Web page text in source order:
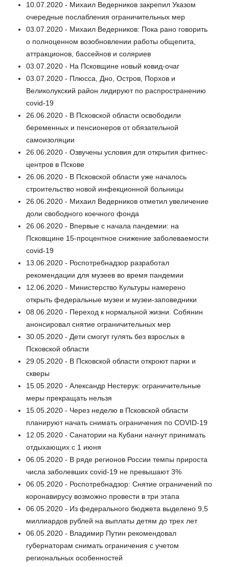
10.07.2020 - Михаил Ведерников закрепил Указом
очередные послабления ограничительных мер
03.07.2020 - Михаил Ведерников: Пока рано говорить
о полноценном возобновлении работы общепита,
аттракционов, бассейнов и соляриев
03.07.2020 - На Псковщине новый ковид-очаг
03.07.2020 - Плюсса, Дно, Остров, Порхов и
Великолукский район лидируют по распространению
covid-19
26.06.2020 - В Псковской области освободили
беременных и пенсионеров от обязательной
самоизоляции
26.06.2020 - Озвучены условия для открытия фитнес-
центров в Пскове
26.06.2020 - В Псковской области уже началось
строительство новой инфекционной больницы
26.06.2020 - Михаил Ведерников отметил увеличение
доли свободного коечного фонда
26.06.2020 - Впервые с начала пандемии: на
Псковщине 15-процентное снижение заболеваемости
covid-19
13.06.2020 - Роспотребнадзор разработал
рекомендации для музеев во время пандемии
12.06.2020 - Министерство Культуры намерено
открыть федеральные музеи и музеи-заповедники
08.06.2020 - Переход к нормальной жизни. Собянин
анонсировал снятие ограничительных мер
30.05.2020 - Дети смогут гулять без взрослых в
Псковской области
29.05.2020 - В Псковской области откроют парки и
скверы
15.05.2020 - Александр Нестерук: ограничительные
меры прекращать нельзя
15.05.2020 - Через неделю в Псковской области
планируют начать снимать ограничения по COVID-19
12.05.2020 - Санатории на Кубани начнут принимать
отдыхающих с 1 июня
06.05.2020 - В ряде регионов России темпы прироста
числа заболевших covid-19 не превышают 3%
06.05.2020 - Роспотребнадзор: Снятие ограничений по
коронавирусу возможно провести в три этапа
06.05.2020 - Из федерального бюджета выделено 9,5
миллиардов рублей на выплаты детям до трех лет
06.05.2020 - Владимир Путин рекомендовал
губернаторам снимать ограничения с учетом
региональных особенностей